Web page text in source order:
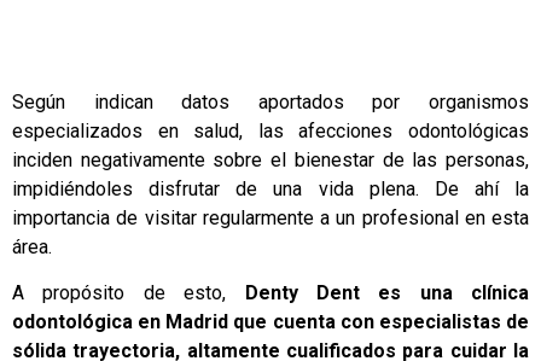
Según indican datos aportados por organismos
especializados en salud, las afecciones odontológicas
inciden negativamente sobre el bienestar de las personas,
impidiéndoles disfrutar de una vida plena. De ahí la
importancia de visitar regularmente a un profesional en esta
área.
A propósito de esto, Denty Dentes una clínica
odontológica en Madrid que cuenta con especialistas de
sólida trayectoria, altamente cualificados para cuidar la